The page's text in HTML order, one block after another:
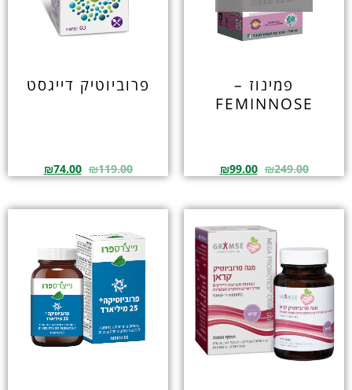
פמינוז –
FEMINNOSE
₪249.00
₪99.00
פרוביוטיק דייגסט
₪119.00
₪74.00